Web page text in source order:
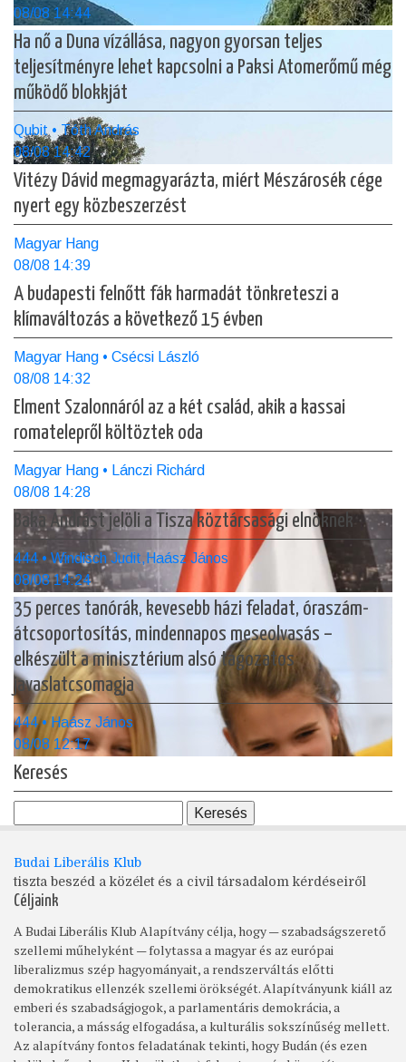
08/08 14:44
Ha nő a Duna vízállása, nagyon gyorsan teljes
teljesítményre lehet kapcsolni a Paksi Atomerőmű még
működő blokkját
Qubit • Tóth András
08/08 14:42
Vitézy Dávid megmagyarázta, miért Mészárosék cége
nyert egy közbeszerzést
Magyar Hang
08/08 14:39
A budapesti felnőtt fák harmadát tönkreteszi a
klímaváltozás a következő 15 évben
Magyar Hang • Csécsi László
08/08 14:32
Elment Szalonnáról az a két család, akik a kassai
romatelepről költöztek oda
Magyar Hang • Lánczi Richárd
08/08 14:28
Baka Andrást jelöli a Tisza köztársasági elnöknek
444 • Windisch Judit,Haász János
08/08 14:24
35 perces tanórák, kevesebb házi feladat, óraszám-
átcsoportosítás, mindennapos meseolvasás –
elkészült a minisztérium alsó tagozatos
javaslatcsomagja
444 • Haász János
08/08 12:17
Keresés
Budai Liberális Klub
tiszta beszéd a közélet és a civil társadalom kérdéseiről
Céljaink
A Budai Liberális Klub Alapítvány célja, hogy — szabadságszerető
szellemi műhelyként — folytassa a magyar és az európai
liberalizmus szép hagyományait, a rendszerváltás előtti
demokratikus ellenzék szellemi örökségét. Alapítványunk kiáll az
emberi és szabadságjogok, a parlamentáris demokrácia, a
tolerancia, a másság elfogadása, a kulturális sokszínűség mellett.
Az alapítvány fontos feladatának tekinti, hogy Budán (és ezen